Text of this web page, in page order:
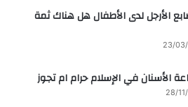
الأرجل لدى الأطفال هل هناك ثمة
23/
الأسنان في الإسلام حرام ام تجوز
28/